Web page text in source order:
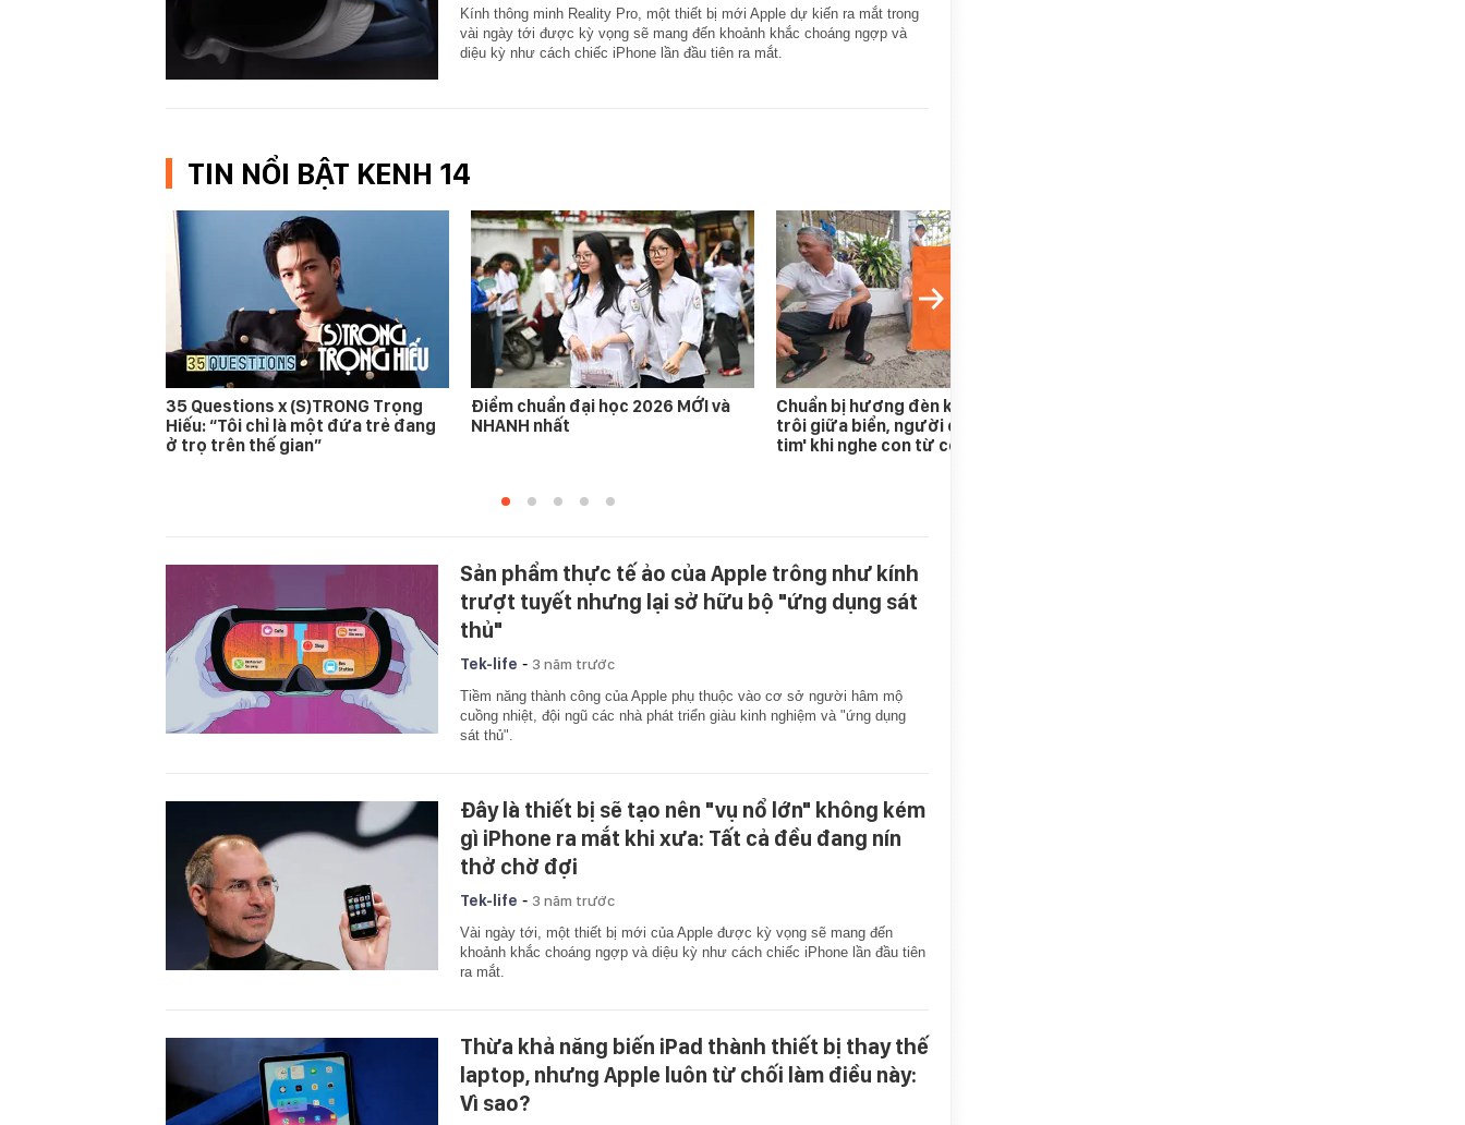
Kính thông minh Reality Pro, một thiết bị mới Apple dự kiến ra mắt trong
vài ngày tới được kỳ vọng sẽ mang đến khoảnh khắc choáng ngợp và
diệu kỳ như cách chiếc iPhone lần đầu tiên ra mắt.
TIN NỔI BẬT KENH 14
35 Questions x (S)TRONG Trọng
Hiếu: “Tôi chỉ là một đứa trẻ đang
ở trọ trên thế gian”
Điểm chuẩn đại học 2026 MỚI và
NHANH nhất
Chuẩn bị hương đèn khấn tìm con
trôi giữa biển, người cha 'đứng
tim' khi nghe con từ cõi chết trở về
Sản phẩm thực tế ảo của Apple trông như kính
trượt tuyết nhưng lại sở hữu bộ "ứng dụng sát
thủ"
Tek-life - 3 năm trước
Tiềm năng thành công của Apple phụ thuộc vào cơ sở người hâm mộ
cuồng nhiệt, đội ngũ các nhà phát triển giàu kinh nghiệm và "ứng dụng
sát thủ".
Đây là thiết bị sẽ tạo nên "vụ nổ lớn" không kém
gì iPhone ra mắt khi xưa: Tất cả đều đang nín
thở chờ đợi
Tek-life - 3 năm trước
Vài ngày tới, một thiết bị mới của Apple được kỳ vọng sẽ mang đến
khoảnh khắc choáng ngợp và diệu kỳ như cách chiếc iPhone lần đầu tiên
ra mắt.
Thừa khả năng biến iPad thành thiết bị thay thế
laptop, nhưng Apple luôn từ chối làm điều này:
Vì sao?